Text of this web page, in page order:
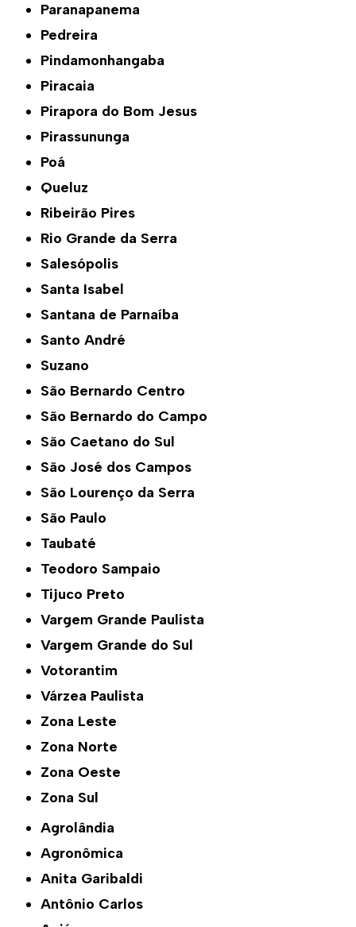
Paranapanema
Pedreira
Pindamonhangaba
Piracaia
Pirapora do Bom Jesus
Pirassununga
Poá
Queluz
Ribeirão Pires
Rio Grande da Serra
Salesópolis
Santa Isabel
Santana de Parnaíba
Santo André
Suzano
São Bernardo Centro
São Bernardo do Campo
São Caetano do Sul
São José dos Campos
São Lourenço da Serra
São Paulo
Taubaté
Teodoro Sampaio
Tijuco Preto
Vargem Grande Paulista
Vargem Grande do Sul
Votorantim
Várzea Paulista
Zona Leste
Zona Norte
Zona Oeste
Zona Sul
Agrolândia
Agronômica
Anita Garibaldi
Antônio Carlos